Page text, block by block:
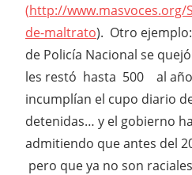
(http://www.masvoces.org/
de-maltrato). Otro
de Policía Nacional se
les restó hasta 500 al
incumplían el cupo diario
detenidas… y el gobierno
admitiendo que antes del
pero que ya no son